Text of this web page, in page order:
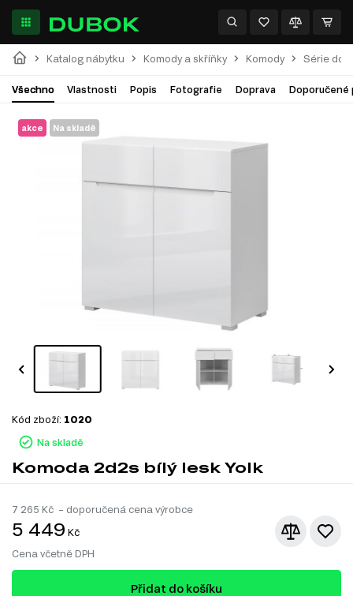
Katalog nábytku Komody a skříňky Komody Série do
Všechno Vlastnosti Popis Fotografie Doprava Doporučené
akce Na skladě
Na skladě
Kód zboží: 1020
Komoda 2d2s bílý lesk Yolk
7 265 Kč – doporučená cena výrobce
5 449 Kč
Cena včetně DPH
Přidat do košíku